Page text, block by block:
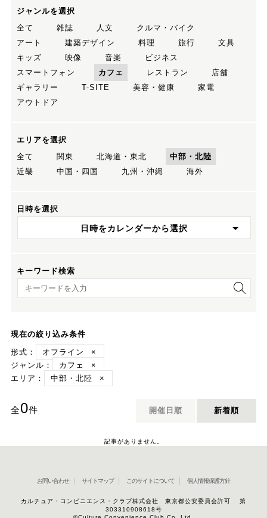
ジャンルを選択
全て
雑誌 人文
クルマ・バイク
アート
建築デザイン 料理 旅行
文具
キッズ
映像 音楽
ビジネス
スマートフォン
カフェ レストラン
店舗
ギャラリー
T-SITE 美容・健康
家電
アウトドア
エリアを選択
全て
関東 北海道・東北
中部・北陸
近畿
中国・四国 九州・沖縄 海外
日時を選択
日時をカレンダーから選択
キーワード検索
キーワード検索
現在の絞り込み条件
形式：
オフライン
×
ジャンル：
カフェ
×
エリア：
中部・北陸 ×
全0件 開催日順 新着順
記事がありません。
お問い合わせ サイトマップ このサイトについて 個人情報保護方針
カルチュア・コンビニエンス・クラブ株式会社 東京都公安委員会許可 第
303310908618号